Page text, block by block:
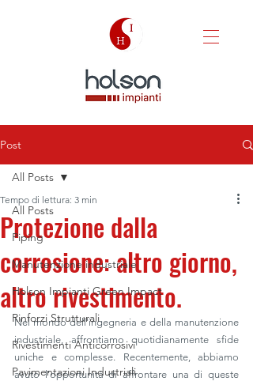
Post
All Posts
Piping
Manutenzione industriale
Holson Impianti Green Impact
Rinforzi Strutturali
Rivestimenti Anticorrosivi
Pavimentazioni Industriali
All Posts
Protezione dalla
corrosione: altro giorno,
altro rivestimento.
Tempo di lettura: 3 min
Nel mondo dell'ingegneria e della manutenzione
industriale, affrontiamo quotidianamente sfide
uniche e complesse. Recentemente, abbiamo
avuto l'opportunità di affrontare una di queste